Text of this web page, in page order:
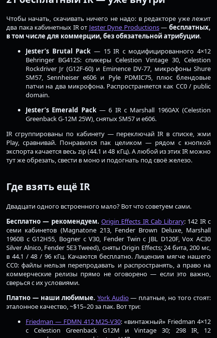
Чтобы начать, скачивать ничего не надо: в редакторе уже лежит
два пака кабинетных IR от Jester Dyne Productions—бесплатных,
в том числе для коммерции, без обязательной атрибуции.
Jester’s Brutal Pack — 15 IR с модифицированного 4×12
Behringer BG412S: спикеры Celestion Vintage 30, Celestion
Rockdriver Jr (G12F-60) и Eminence DV-77, микрофоны Shure
SM57, Sennheiser e606 и Pyle PDMIC75, плюс блендовые
патчи на два микрофона. Распространяется как CC0 / public
domain.
Jester’s Emerald Pack— 6 IR с Marshall 1960AX (Celestion
Greenback G-12M 25W), снятых SM57 и e606.
IR сгруппированы по кабинету — переключай IR в списке, жми
Play, сравнивай. Понравился пак целиком — рядом с кнопкой
экспорта качается весь zip (44.1 и 48 кГц). А любой из этих IR можно
тут же обрезать, свести в моно и подогнать под своё железо.
Где взять ещё IR
Двадцати одного встроенного мало? Вот что советуем сами.
Бесплатно — рекомендуем. Origin Effects IR Cab Library: 142 IR с
семи кабинетов (Magnatone 213, Fender Brown Deluxe, Marshall
1960B с G12H55, Bogner с V30, Fender Twin с JBL D120F, Vox AC30
Silver Alnico, Fender 5E3 Tweed), сняты Origin Effects; 24 бита, 200 мс,
в 44.1 / 48 / 96 кГц. Качаются бесплатно. Лицензия мягче нашего
CC0: файлы нельзя перепродавать и распространять, а право на
коммерческие релизы прямо не оговорено — если это важно,
сверься с их условиями.
Платно — наши любимые. York Audio— платные, но того стоят:
эталонное качество, ~$15–20 за пак. Вот три:
Friedman — FDMN 412 M25-V30: «винтажный» Friedman 4×12
с Celestion Greenback G12M и Vintage 30; 298 IR, 12